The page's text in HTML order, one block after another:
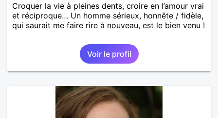
Croquer la vie à pleines dents, croire en l’amour vrai
et réciproque… Un homme sérieux, honnête / fidèle,
qui saurait me faire rire à nouveau, est le bien venu !
Voir le profil